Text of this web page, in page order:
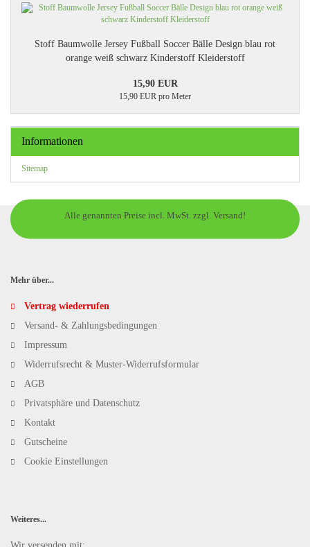
Stoff Baumwolle Jersey Fußball Soccer Bälle Design blau rot
orange weiß schwarz Kinderstoff Kleiderstoff
15,90 EUR
15,90 EUR pro Meter
Informationen
Sitemap
Alle genannten Preise incl. MwSt. zzgl. Versand!
Mehr über...
Vertrag wiederrufen
Versand- & Zahlungsbedingungen
Impressum
Widerrufsrecht & Muster-Widerrufsformular
AGB
Privatsphäre und Datenschutz
Kontakt
Gutscheine
Cookie Einstellungen
Weiteres...